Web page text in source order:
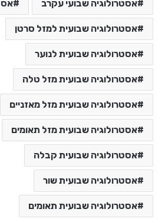
אסטרולוגיה שבועי עקרב
אסטרולוגיה שבועית למזל סרטן
אסטרולוגיה שבועית לנוער
אסטרולוגיה שבועית מזל טלה
אסטרולוגיה שבועית מזל מאזניים
אסטרולוגיה שבועית מזל תאומים
אסטרולוגיה שבועית קבלה
אסטרולוגיה שבועית שור
אסטרולוגיה שבועית תאומים